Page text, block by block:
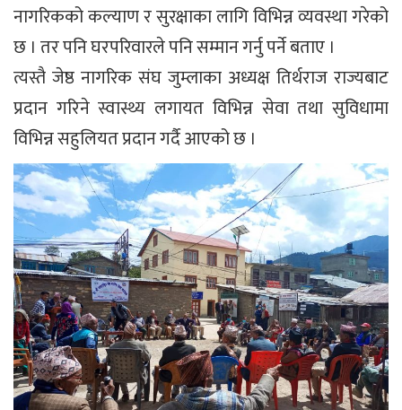
नागरिकको कल्याण र सुरक्षाका लागि विभिन्न व्यवस्था गरेको
छ । तर पनि घरपरिवारले पनि सम्मान गर्नु पर्ने बताए ।
त्यस्तै जेष्ठ नागरिक संघ जुम्लाका अध्यक्ष तिर्थराज राज्यबाट
प्रदान गरिने स्वास्थ्य लगायत विभिन्न सेवा तथा सुविधामा
विभिन्न सहुलियत प्रदान गर्दै आएको छ ।